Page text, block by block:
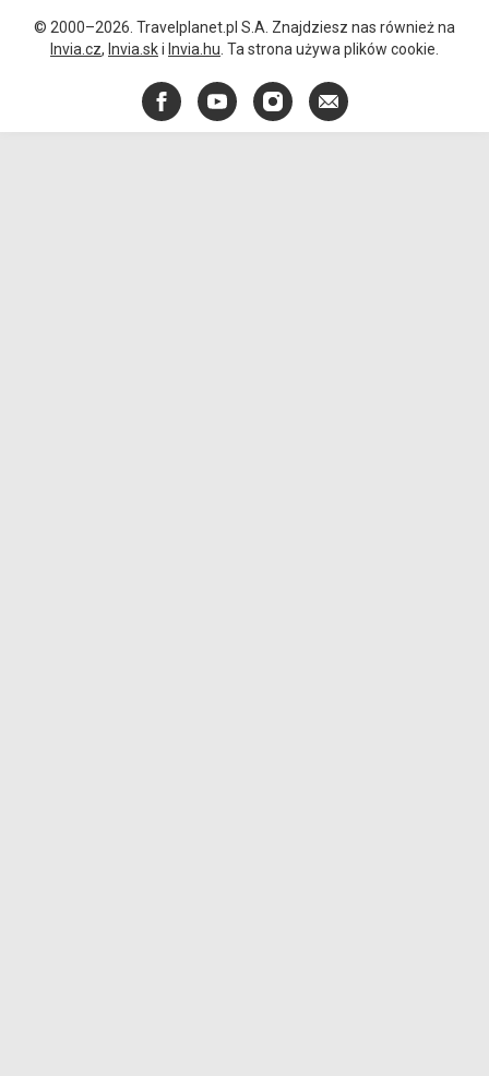
© 2000–2026. Travelplanet.pl S.A. Znajdziesz nas również na
Invia.cz, Invia.ski Invia.hu . Ta strona używa plików cookie.
FacebookYouTubeInstagram
E-
mail